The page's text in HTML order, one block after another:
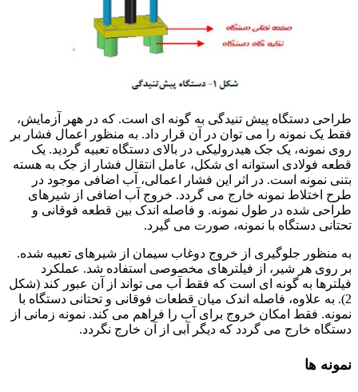
طراحی دستگاه پیش تنیدگی به گونه ای است. که در ههر آزمایش،
فقط یک نمونه را می توان در آن قرار داد. به منظور اعمال فشار بر
روی نمونه، یک جک هیدرولیکی در بالای دستگاه تعبیه گردید. یک
قطعه فولادی استوانه ای شکل، عامل انتقال فشار از جک به هسته
بتنی نمونه است. در اثر این فشار اعمالی، آب اضافی موجود در
طرح اختلاط نمونه خارج می گردد. خروج آب اضافی از شیرهای
طراحی شده در طول نمونه. و فاصله اندک بین قطعه فوقانی و
تحتانی دستگاه با نمونه، صورت می گیرد.
به منظور جلوگیری از خروج دوغاب سیمان از شیرهای تعبیه شده.
بر روی هر شیر، از فیلترهای مخصوصی استفاده شد. عملکرد
فیلترها به گونه ای است که فقط آب می تواند از آن عبور کند (شکل
2). به علاوه، فاصله اندک میان قطعات فوقانی و تحتانی دستگاه با
نمونه. فقط امکان خروج برای آب را فراهم می کند. نمونه زمانی از
دستگاه خارج می گردد که دیگر آبی از آن خارج نگردد.
نمونه ها